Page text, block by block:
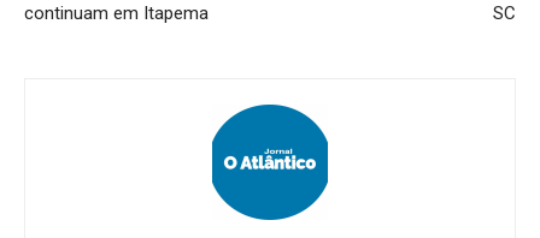
continuam em Itapema
SC